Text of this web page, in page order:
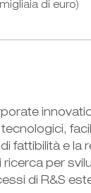
di euro)
fattibilità e la
per
di R&S